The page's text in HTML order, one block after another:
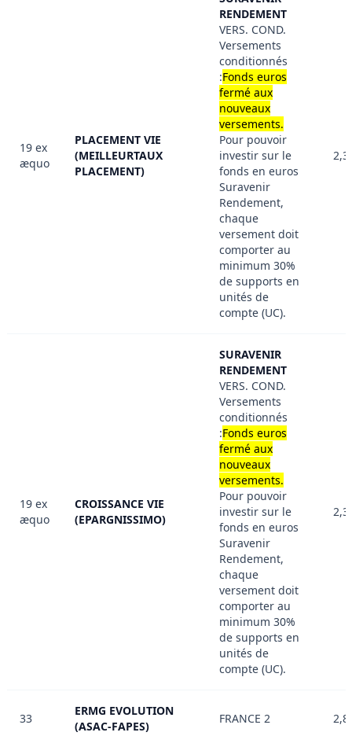
19 ex
æquo
PLACEMENT VIE
(MEILLEURTAUX
PLACEMENT)
RENDEMENT
VERS. COND.
Versements
conditionnés
:Fonds euros
fermé aux
nouveaux
versements.
Pour pouvoir
investir sur le
fonds en euros
Suravenir
Rendement,
chaque
versement doit
comporter au
minimum 30%
de supports en
unités de
compte (UC).
19 ex
æquo
CROISSANCE VIE
(EPARGNISSIMO)
SURAVENIR
RENDEMENT
VERS. COND.
Versements
conditionnés
:Fonds euros
fermé aux
nouveaux
versements.
Pour pouvoir
investir sur le
fonds en euros
Suravenir
Rendement,
chaque
versement doit
comporter au
minimum 30%
de supports en
unités de
compte (UC).
33
ERMG EVOLUTION
(ASAC-FAPES)
FRANCE 2